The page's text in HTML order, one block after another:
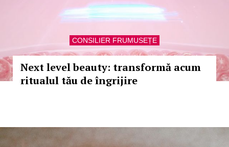
CONSILIER FRUMUSEȚE
Next level beauty: transformă acum
ritualul tău de îngrijire